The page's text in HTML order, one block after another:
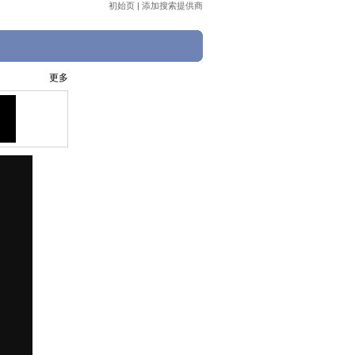
初始页 | 添加搜索提供商
更多